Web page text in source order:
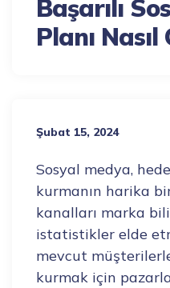
Başarılı
Planı
Şubat 15, 2024
Sosyal medya,
kurmanın harika
kanalları marka
istatistikler elde
mevcut
kurmak için